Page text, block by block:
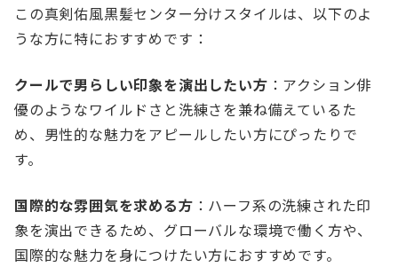
この真剣佑風黒髪センター分けスタイルは、以下のよ
うな方に特におすすめです：
クールで男らしい印象を演出したい方 ：アクション俳
優のようなワイルドさと洗練さを兼ね備えているた
め、男性的な魅力をアピールしたい方にぴったりで
す。
国際的な雰囲気を求める方 ：ハーフ系の洗練された印
象を演出できるため、グローバルな環境で働く方や、
国際的な魅力を身につけたい方におすすめです。